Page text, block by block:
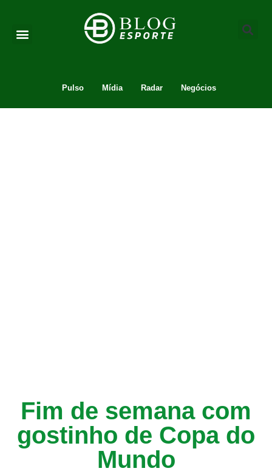
Pulso Mídia Radar Negócios
Fim de semana com
gostinho de Copa do
Mundo